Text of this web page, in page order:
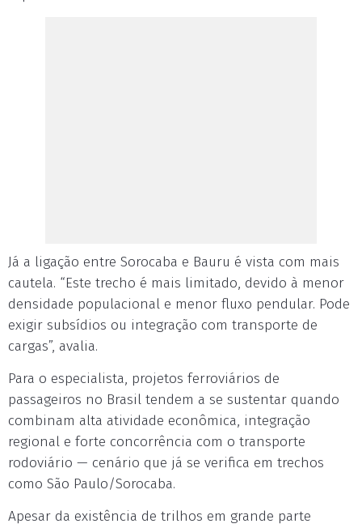
Já a ligação entre Sorocaba e Bauru é vista com mais
cautela. “Este trecho é mais limitado, devido à menor
densidade populacional e menor fluxo pendular. Pode
exigir subsídios ou integração com transporte de
cargas”, avalia.
Para o especialista, projetos ferroviários de
passageiros no Brasil tendem a se sustentar quando
combinam alta atividade econômica, integração
regional e forte concorrência com o transporte
rodoviário — cenário que já se verifica em trechos
como São Paulo/Sorocaba.
Apesar da existência de trilhos em grande parte